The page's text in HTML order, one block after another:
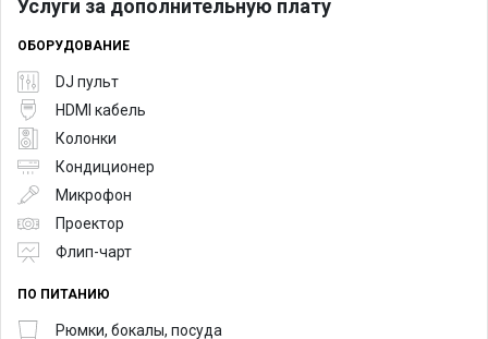
Услуги за дополнительную плату
ОБОРУДОВАНИЕ
DJ пульт
HDMI кабель
Колонки
Кондиционер
Микрофон
Проектор
Флип-чарт
ПО ПИТАНИЮ
Рюмки, бокалы, посуда